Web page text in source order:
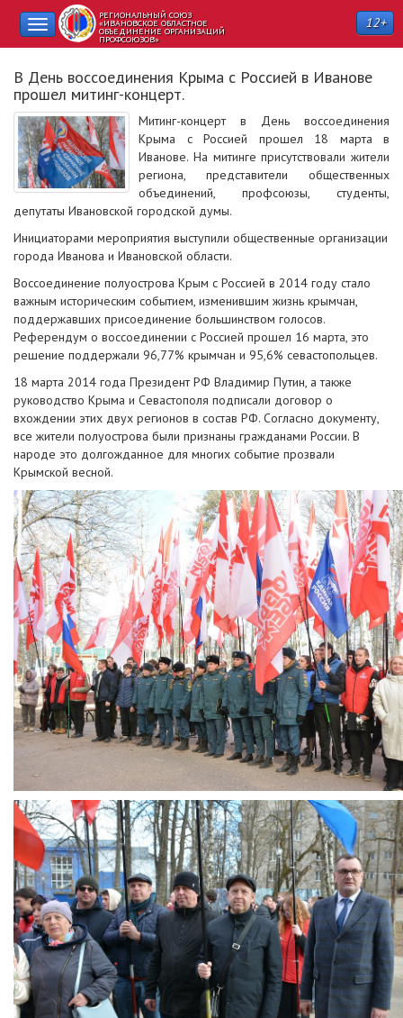
РЕГИОНАЛЬНЫЙ СОЮЗ
«ИВАНОВСКОЕ ОБЛАСТНОЕ
ОБЪЕДИНЕНИЕ ОРГАНИЗАЦИЙ
ПРОФСОЮЗОВ»
12+
Toggle
navigation
В День воссоединения Крыма с Россией в Иванове
прошел митинг-концерт.
Митинг-концерт в День воссоединения
Крыма с Россией прошел 18 марта в
Иванове. На митинге присутствовали жители
региона, представители общественных
объединений, профсоюзы, студенты,
депутаты Ивановской городской думы.
Инициаторами мероприятия выступили общественные организации
города Иванова и Ивановской области.
Воссоединение полуострова Крым с Россией в 2014 году стало
важным историческим событием, изменившим жизнь крымчан,
поддержавших присоединение большинством голосов.
Референдум о воссоединении с Россией прошел 16 марта, это
решение поддержали 96,77% крымчан и 95,6% севастопольцев.
18 марта 2014 года Президент РФ Владимир Путин, а также
руководство Крыма и Севастополя подписали договор о
вхождении этих двух регионов в состав РФ. Согласно документу,
все жители полуострова были признаны гражданами России. В
народе это долгожданное для многих событие прозвали
Крымской весной.